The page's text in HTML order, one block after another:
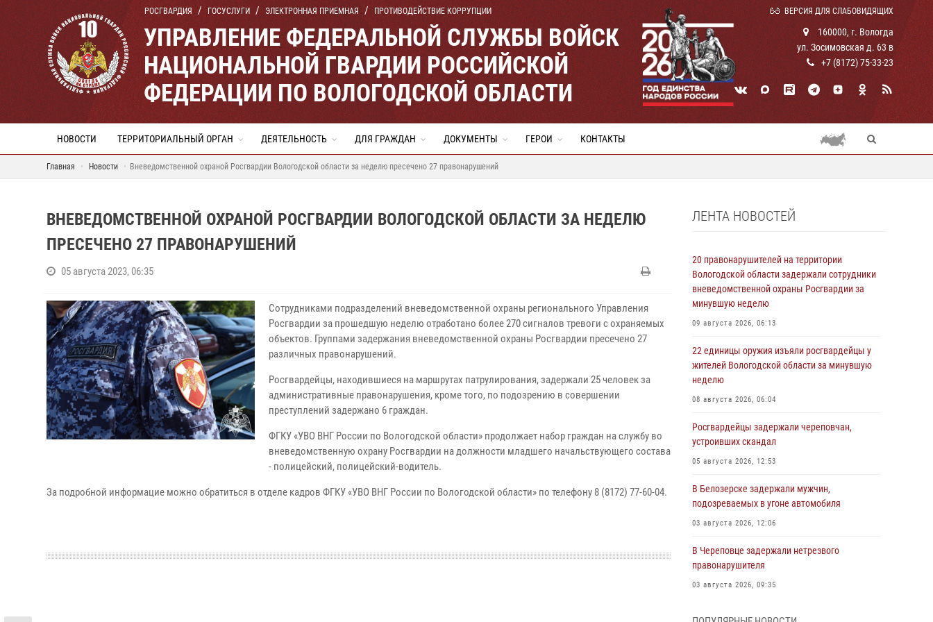
РОСГВАРДИЯ ГОСУСЛУГИ ЭЛЕКТРОННАЯ ПРИЕМНАЯ ПРОТИВОДЕЙСТВИЕ КОРРУПЦИИ ВЕРСИЯ ДЛЯ СЛАБОВИДЯЩИХ
УПРАВЛЕНИЕ ФЕДЕРАЛЬНОЙ СЛУЖБЫ ВОЙСК
НАЦИОНАЛЬНОЙ ГВАРДИИ РОССИЙСКОЙ
ФЕДЕРАЦИИ ПО ВОЛОГОДСКОЙ ОБЛАСТИ
160000, г. Вологда
ул. Зосимовская д. 63 в
+7 (8172) 75-33-23
НОВОСТИ ТЕРРИТОРИАЛЬНЫЙ ОРГАН ДЕЯТЕЛЬНОСТЬ ДЛЯ ГРАЖДАН ДОКУМЕНТЫ ГЕРОИ КОНТАКТЫ
Главная Новости Вневедомственной охраной Росгвардии Вологодской области за неделю пресечено 27 правонарушений
ВНЕВЕДОМСТВЕННОЙ ОХРАНОЙ РОСГВАРДИИ ВОЛОГОДСКОЙ ОБЛАСТИ ЗА НЕДЕЛЮ
ПРЕСЕЧЕНО 27 ПРАВОНАРУШЕНИЙ
05 августа 2023, 06:35
Сотрудниками подразделений вневедомственной охраны регионального Управления
Росгвардии за прошедшую неделю отработано более 270 сигналов тревоги с охраняемых
объектов. Группами задержания вневедомственной охраны Росгвардии пресечено 27
различных правонарушений.
Росгвардейцы, находившиеся на маршрутах патрулирования, задержали 25 человек за
административные правонарушения, кроме того, по подозрению в совершении
преступлений задержано 6 граждан.
ФГКУ «УВО ВНГ России по Вологодской области» продолжает набор граждан на службу во
вневедомственную охрану Росгвардии на должности младшего начальствующего состава
- полицейский, полицейский-водитель.
За подробной информацие можно обратиться в отделе кадров ФГКУ «УВО ВНГ России по Вологодской области» по телефону 8 (8172) 77-60-04.
ЛЕНТА НОВОСТЕЙ
20 правонарушителей на территории
Вологодской области задержали сотрудники
вневедомственной охраны Росгвардии за
минувшую неделю
09 августа 2026, 06:13
22 единицы оружия изъяли росгвардейцы у
жителей Вологодской области за минувшую
неделю
08 августа 2026, 06:04
Росгвардейцы задержали череповчан,
устроивших скандал
05 августа 2026, 12:53
В Белозерске задержали мужчин,
подозреваемых в угоне автомобиля
03 августа 2026, 12:06
В Череповце задержали нетрезвого
правонарушителя
03 августа 2026, 09:35